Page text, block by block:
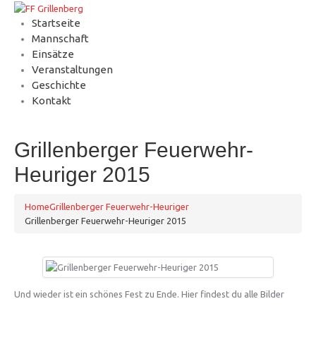
Startseite
Mannschaft
Einsätze
Veranstaltungen
Geschichte
Kontakt
Grillenberger Feuerwehr-
Heuriger 2015
HomeGrillenberger Feuerwehr-Heuriger
Grillenberger Feuerwehr-Heuriger 2015
Und wieder ist ein schönes Fest zu Ende. Hier findest du alle Bilder